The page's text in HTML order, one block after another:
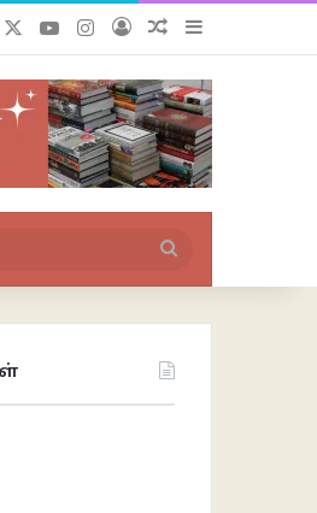
YouTubeInstagramபுகுபதிகைசீரற்ற பதிவுகள்
Sidebar